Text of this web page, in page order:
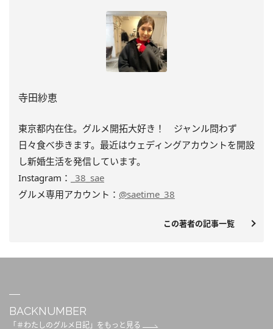
寺田紗恵
東京都内在住。グルメ開拓大好き！ ジャンル問わず
日々食べ歩きます。最近はウェディングアカウントを開設
し新婚生活を発信しています。
Instagram：
_38_sae
グルメ専用アカウント： @saetime_38
この著者の記事一覧
BACKNUMBER
「＃わたしのグルメ日記」をもっと見る